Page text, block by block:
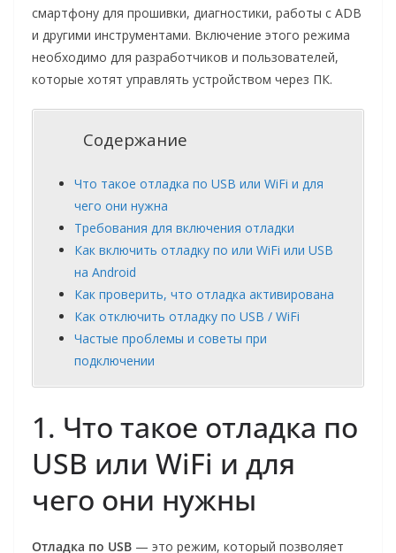
смартфону для прошивки, диагностики, работы с ADB
и другими инструментами. Включение этого режима
необходимо для разработчиков и пользователей,
которые хотят управлять устройством через ПК.
Содержание
Что такое отладка по USB или WiFi и для
чего они нужна
Требования для включения отладки
Как включить отладку по или WiFi или USB
на Android
Как проверить, что отладка активирована
Как отключить отладку по USB / WiFi
Частые проблемы и советы при
подключении
1. Что такое отладка по
USB или WiFi и для
чего они нужны
Отладка по USB — это режим, который позволяет